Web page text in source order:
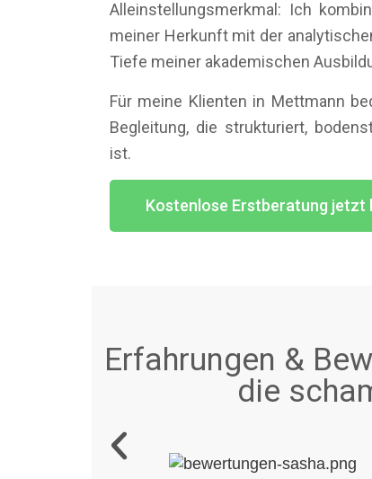
Alleinstellungsmerkmal: Ich
meiner Herkunft mit der
Tiefe meiner akademischen
Für meine Klienten in Mettmann
Begleitung, die strukturiert,
ist.
Kostenlose Erstberatung jetzt
Erfahrungen &
die